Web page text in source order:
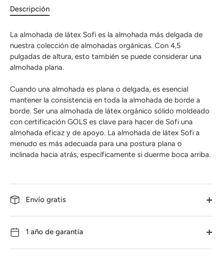
Descripción
La almohada de látex Sofi es la almohada más delgada de
nuestra colección de almohadas orgánicas. Con 4,5
pulgadas de altura, esto también se puede considerar una
almohada plana.
Cuando una almohada es plana o delgada, es esencial
mantener la consistencia en toda la almohada de borde a
borde. Ser una almohada de látex orgánico sólido moldeado
con certificación GOLS es clave para hacer de Sofi una
almohada eficaz y de apoyo. La almohada de látex Sofi a
menudo es más adecuada para una postura plana o
inclinada hacia atrás, específicamente si duerme boca arriba.
Envío gratis
1 año de garantía